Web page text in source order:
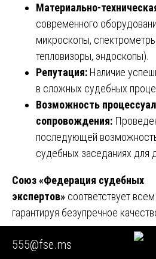
Материально-
современного
микроскопы,
тепловизоры, эндоскопы).
Репутация: Наличие
в сложных судебных
Возможность
сопровождения:
последующей
судебных заседаниях для
Союз «Федерация судебных
экспертов» соответствует
гарантируя безупречное
исследования.
Заключение: экспертиза как
555@fse.ms